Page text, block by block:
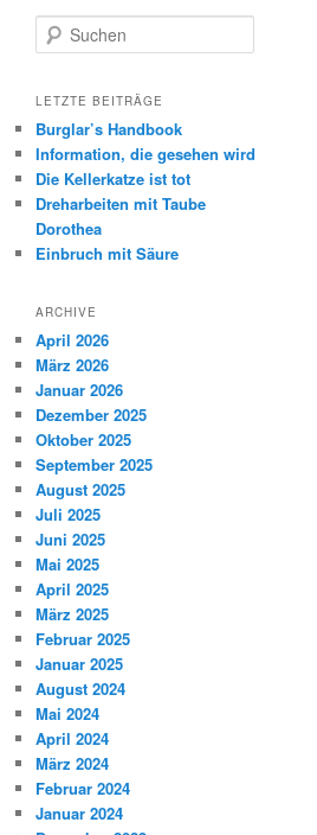
Suchen
LETZTE BEITRÄGE
Burglar’s Handbook
Information, die gesehen wird
Die Kellerkatze ist tot
Dreharbeiten mit Taube
Dorothea
Einbruch mit Säure
ARCHIVE
April 2026
März 2026
Januar 2026
Dezember 2025
Oktober 2025
September 2025
August 2025
Juli 2025
Juni 2025
Mai 2025
April 2025
März 2025
Februar 2025
Januar 2025
August 2024
Mai 2024
April 2024
März 2024
Februar 2024
Januar 2024